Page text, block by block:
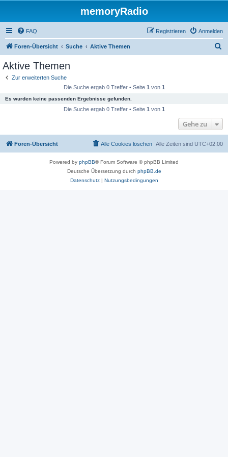
memoryRadio
FAQ Anmelden
Registrieren
Foren-Übersicht Suche Aktive Themen
Aktive Themen
Zur erweiterten Suche
Die Suche ergab 0 Treffer • Seite 1 von 1
Es wurden keine passenden Ergebnisse gefunden.
Die Suche ergab 0 Treffer • Seite 1 von 1
Gehe zu
Foren-Übersicht Alle Zeiten sind UTC+02:00
Alle Cookies löschen
Powered by phpBB® Forum Software © phpBB Limited
Deutsche Übersetzung durch phpBB.de
Datenschutz| Nutzungsbedingungen